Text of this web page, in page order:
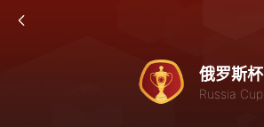
俄罗斯杯
Russia Cup